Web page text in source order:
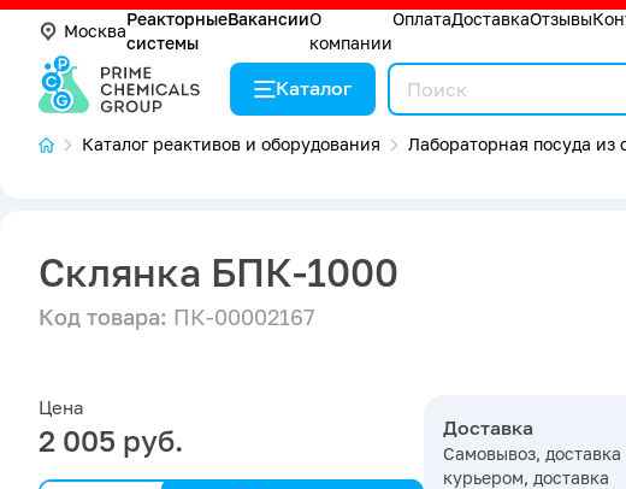
Москва
Реакторные
системы
ВакансииО
компании
ОплатаДоставкаОтзывы
Каталог
Каталог реактивов и оборудования
Лабораторная посуда из
Склянка БПК-1000
Код товара: ПК-00002167
Цена
2 005 руб. Доставка
Самовывоз, доставка
курьером, доставка